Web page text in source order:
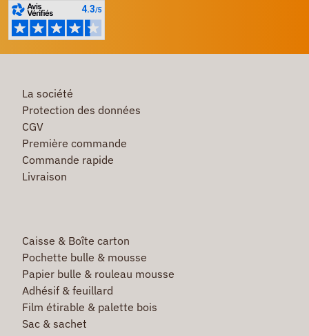
La société
Protection des données
CGV
Première commande
Commande rapide
Livraison
Caisse & Boîte carton
Pochette bulle & mousse
Papier bulle & rouleau mousse
Adhésif & feuillard
Film étirable & palette bois
Sac & sachet